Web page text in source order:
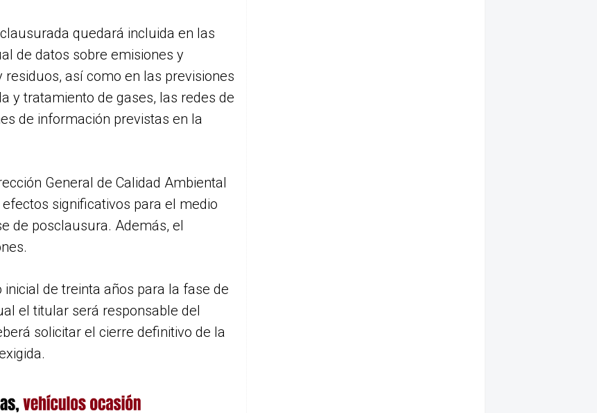
quedará incluida en las
de datos sobre emisiones y
así como en las previsiones
y tratamiento de gases, las redes de
de información previstas en la
General de Calidad Ambiental
significativos para el medio
de posclausura. Además, el
de treinta años para la fase de
el titular será responsable del
solicitar el cierre definitivo de la